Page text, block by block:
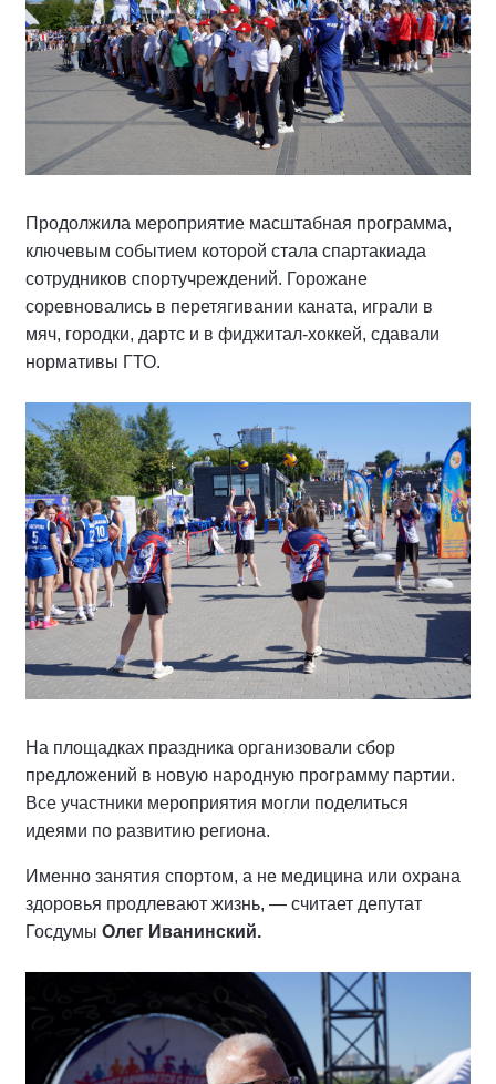
Продолжила мероприятие масштабная программа,
ключевым событием которой стала спартакиада
сотрудников спортучреждений. Горожане
соревновались в перетягивании каната, играли в
мяч, городки, дартс и в фиджитал-хоккей, сдавали
нормативы ГТО.
На площадках праздника организовали сбор
предложений в новую народную программу партии.
Все участники мероприятия могли поделиться
идеями по развитию региона.
Именно занятия спортом, а не медицина или охрана
здоровья продлевают жизнь, — считает депутат
Госдумы Олег Иванинский.